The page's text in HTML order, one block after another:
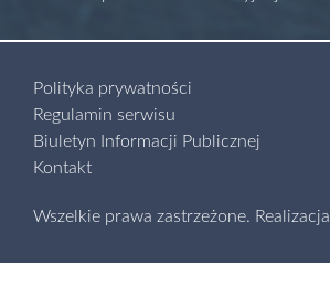
Polityka prywatności
Regulamin serwisu
Biuletyn Informacji Publicznej
Kontakt
Wszelkie prawa zastrzeżone. Realizacja